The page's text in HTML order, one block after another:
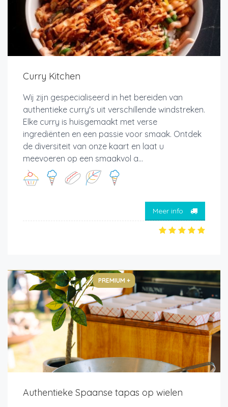
Curry Kitchen
Wij zijn gespecialiseerd in het bereiden van
authentieke curry's uit verschillende windstreken.
Elke curry is huisgemaakt met verse
ingrediënten en een passie voor smaak. Ontdek
de diversiteit van onze kaart en laat u
meevoeren op een smaakvol a...
Meer info
PREMIUM +
Authentieke Spaanse tapas op wielen